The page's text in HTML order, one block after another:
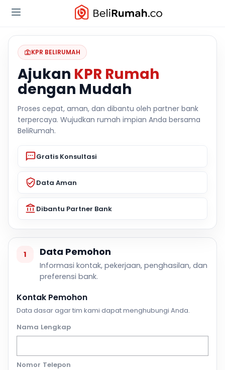
KPR BELIRUMAH
Ajukan KPR Rumah
dengan Mudah
Proses cepat, aman, dan dibantu oleh partner bank
terpercaya. Wujudkan rumah impian Anda bersama
BeliRumah.
Gratis Konsultasi
Data Aman
Dibantu Partner Bank
1 Data Pemohon
Informasi kontak, pekerjaan, penghasilan, dan
preferensi bank.
Kontak Pemohon
Data dasar agar tim kami dapat menghubungi Anda.
Nama Lengkap
Nomor Telepon